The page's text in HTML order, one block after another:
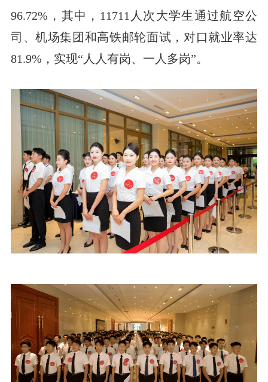
96.72%，其中，11711人次大学生通过航空公
司、机场集团和高铁邮轮面试，对口就业率达
81.9%，实现“人人有岗、一人多岗”。